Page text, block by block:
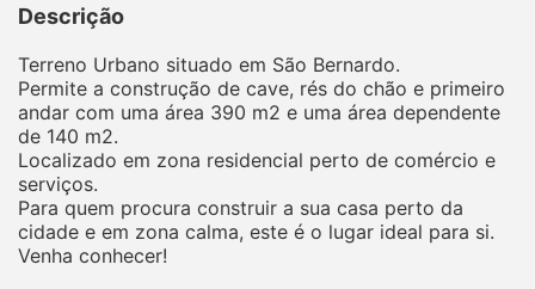
Descrição
Terreno Urbano situado em São Bernardo.
Permite a construção de cave, rés do chão e primeiro
andar com uma área 390 m2 e uma área dependente
de 140 m2.
Localizado em zona residencial perto de comércio e
serviços.
Para quem procura construir a sua casa perto da
cidade e em zona calma, este é o lugar ideal para si.
Venha conhecer!